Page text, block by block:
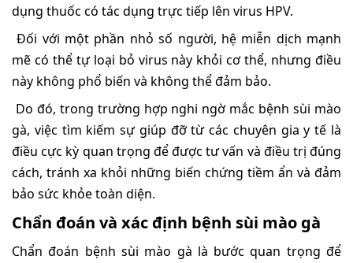
dụng thuốc có tác dụng trực tiếp lên virus HPV.
Đối với một phần nhỏ số người, hệ miễn dịch mạnh
mẽ có thể tự loại bỏ virus này khỏi cơ thể, nhưng điều
này không phổ biến và không thể đảm bảo.
Do đó, trong trường hợp nghi ngờ mắc bệnh sùi mào
gà, việc tìm kiếm sự giúp đỡ từ các chuyên gia y tế là
điều cực kỳ quan trọng để được tư vấn và điều trị đúng
cách, tránh xa khỏi những biến chứng tiềm ẩn và đảm
bảo sức khỏe toàn diện.
Chẩn đoán và xác định bệnh sùi mào gà
Chẩn đoán bệnh sùi mào gà là bước quan trọng để